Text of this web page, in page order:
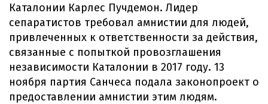
Каталонии Карлес Пучдемон. Лидер
сепаратистов требовал амнистии для людей,
привлеченных к ответственности за действия,
связанные с попыткой провозглашения
независимости Каталонии в 2017 году. 13
ноября партия Санчеса подала законопроект о
предоставлении амнистии этим людям.